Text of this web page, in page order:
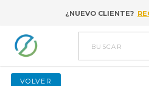
Go to content¿NUEVO CLIENTE?
buscar
VOLVER